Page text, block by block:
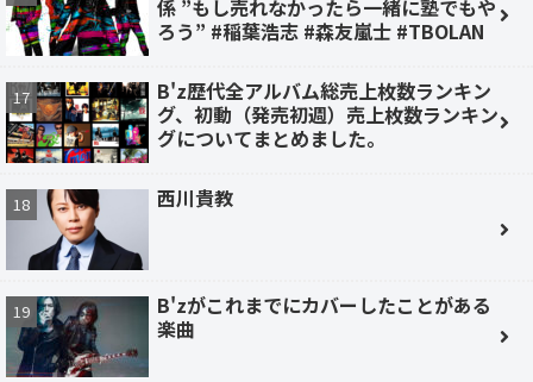
係 ”もし売れなかったら一緒に塾でもや
ろう” #稲葉浩志 #森友嵐士 #TBOLAN
B'z歴代全アルバム総売上枚数ランキン
グ、初動（発売初週）売上枚数ランキン
グについてまとめました。
西川貴教
B'zがこれまでにカバーしたことがある
楽曲